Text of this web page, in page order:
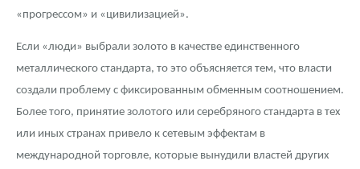
«прогрессом» и «цивилизацией».
Если «люди» выбрали золото в качестве единственного
металлического стандарта, то это объясняется тем, что власти
создали проблему с фиксированным обменным соотношением.
Более того, принятие золотого или серебряного стандарта в тех
или иных странах привело к сетевым эффектам в
международной торговле, которые вынудили властей других